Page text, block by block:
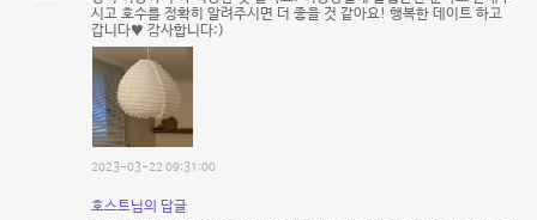
시고 호수를 정확히 알려주시면 더 좋을 것 같아요! 행복한 데이트 하고
갑니다♥️ 감사합니다:)
2023-03-22 09:31:00
호스트님의 답글